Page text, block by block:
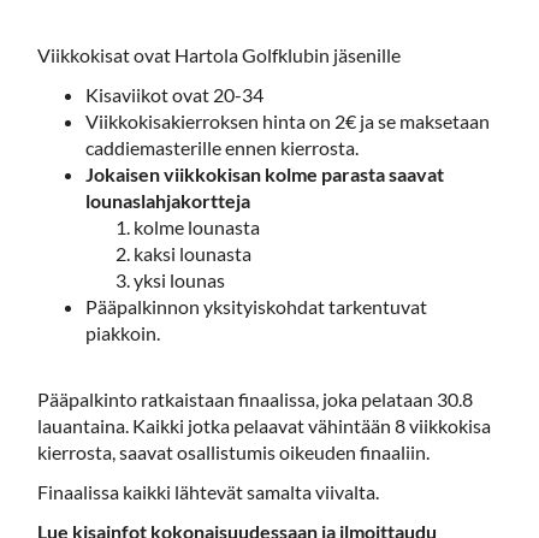
Viikkokisat ovat Hartola Golfklubin jäsenille
Kisaviikot ovat 20-34
Viikkokisakierroksen hinta on 2€ ja se maksetaan
caddiemasterille ennen kierrosta.
Jokaisen viikkokisan kolme parasta saavat
lounaslahjakortteja
kolme lounasta
kaksi lounasta
yksi lounas
Pääpalkinnon yksityiskohdat tarkentuvat
piakkoin.
Pääpalkinto ratkaistaan finaalissa, joka pelataan 30.8
lauantaina. Kaikki jotka pelaavat vähintään 8 viikkokisa
kierrosta, saavat osallistumis oikeuden finaaliin.
Finaalissa kaikki lähtevät samalta viivalta.
Lue kisainfot kokonaisuudessaan ja ilmoittaudu